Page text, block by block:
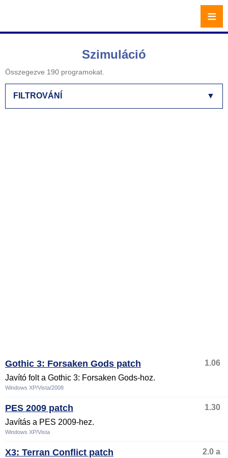
Szimuláció
Összegezve 190 programokat.
▼
FILTROVÁNÍ
Gothic 3: Forsaken Gods patch
1.06
Javító folt a Gothic 3: Forsaken Gods-hoz.
Windows XP/Vista/2008
PES 2009 patch
1.30
Javítás a PES 2009-hez.
Windows XP/Vista
X3: Terran Conflict patch
2.0 a
≡